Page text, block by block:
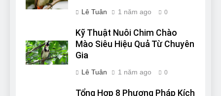
Lê Tuân 1 năm ago 0
Kỹ Thuật Nuôi Chim Chào
Mào Siêu Hiệu Quả Từ Chuyên
Gia
Lê Tuân 1 năm ago 0
Tổng Hợp 8 Phương Pháp Kích